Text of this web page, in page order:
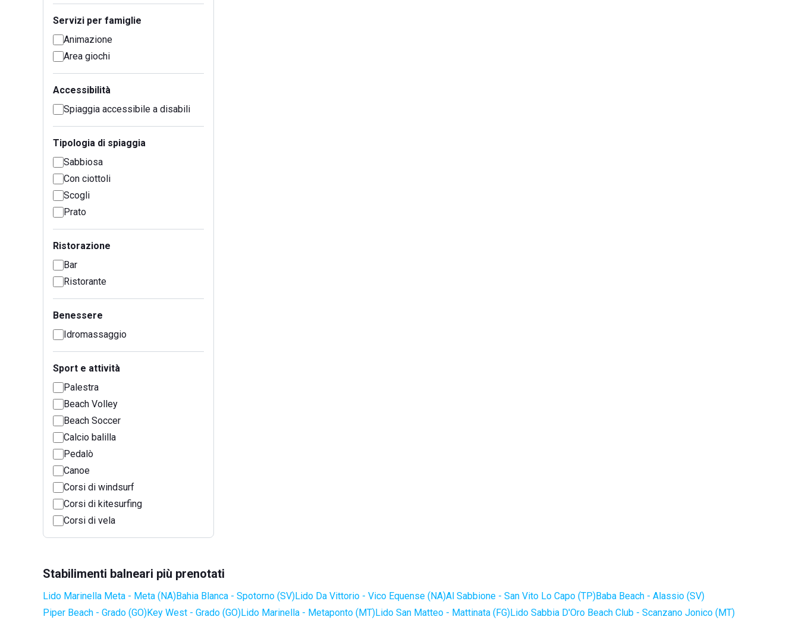
Servizi per famiglie
Animazione
Area giochi
Accessibilità
Spiaggia accessibile a disabili
Tipologia di spiaggia
Sabbiosa
Con ciottoli
Scogli
Prato
Ristorazione
Bar
Ristorante
Benessere
Idromassaggio
Sport e attività
Palestra
Beach Volley
Beach Soccer
Calcio balilla
Pedalò
Canoe
Corsi di windsurf
Corsi di kitesurfing
Corsi di vela
Stabilimenti balneari più prenotati
Lido Marinella Meta - Meta (NA)Bahia Blanca - Spotorno (SV)Lido Da Vittorio - Vico Equense (NA)Al Sabbione - San Vito Lo Capo (TP)Baba Beach - Alassio (SV)
Piper Beach - Grado (GO)Key West - Grado (GO)Lido Marinella - Metaponto (MT)Lido San Matteo - Mattinata (FG)Lido Sabbia D'Oro Beach Club - Scanzano Jonico (MT)